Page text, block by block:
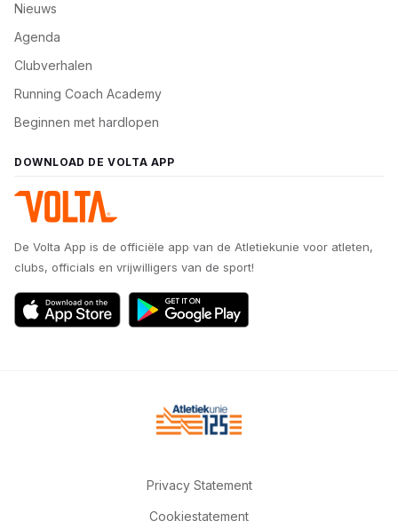
Nieuws
Agenda
Clubverhalen
Running Coach Academy
Beginnen met hardlopen
DOWNLOAD DE VOLTA APP
De Volta App is de officiële app van de Atletiekunie voor atleten,
clubs, officials en vrijwilligers van de sport!
Privacy Statement
Cookiestatement